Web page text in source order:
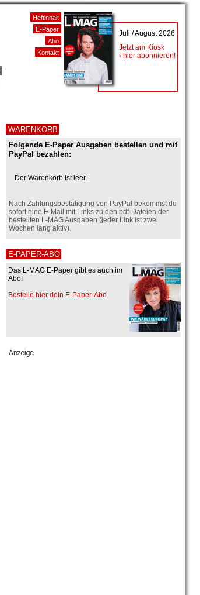
WARENKORB
Folgende E-Paper Ausgaben bestellen und mit
PayPal bezahlen:
Der Warenkorb ist leer.
Nach Zahlungsbestätigung von PayPal bekommst du
sofort eine E-Mail mit Links zu den pdf-Dateien der
bestellten L-MAG Ausgaben (jeder Link ist zwei
Wochen lang aktiv).
E-PAPER-ABO
Das L-MAG E-Paper gibt es auch im
Abo!
Bestelle hier dein E-Paper-Abo
Heftinhalt
E-Paper
Abo
Kontakt
Juli / August 2026
Jetzt am Kiosk
› hier abonnieren!